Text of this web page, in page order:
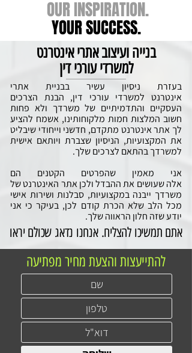
OUR INSPIRATION.
YOUR SUCCESS.
בנייה ועיצוב אתרי אינטרנט
למשרדי עורכי דין
בעזרת ניסיון עשיר בבניית אתרי
אינטרנט למשרדי עורכי דין, הבנת הצרכים
העסקיים והתדמיתיים של משרדך ולא פחות
חשוב המלצות חמות מלקוחותינו, אשמח להציע
לך אתר אינטרנט מתקדם, חדשני וייחודי שיבליט
את המקצועיות, הניסיון שצברת ויותאם אישית
למשרדך בהתאם לצרכים שלך.
אני מאמין שהפרטים הקטנים הם
אלה שעושים את ההבדל ולכן אתר האינטרנט של
משרדך ייבנה במקצועיות, סבלנות ושירות אישי
מכל הלב שלא הכרת קודם לכן, בעיקר כי אני
יודע שזה חלון הראווה שלך.
אתם תמשיכו להצליח. אנחנו נדאג שכולם יראו
להתייעצות והצעת מחיר מפתיעה